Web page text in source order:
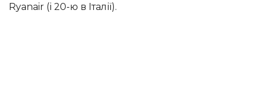
Ryanair (і 20-ю в Італії).